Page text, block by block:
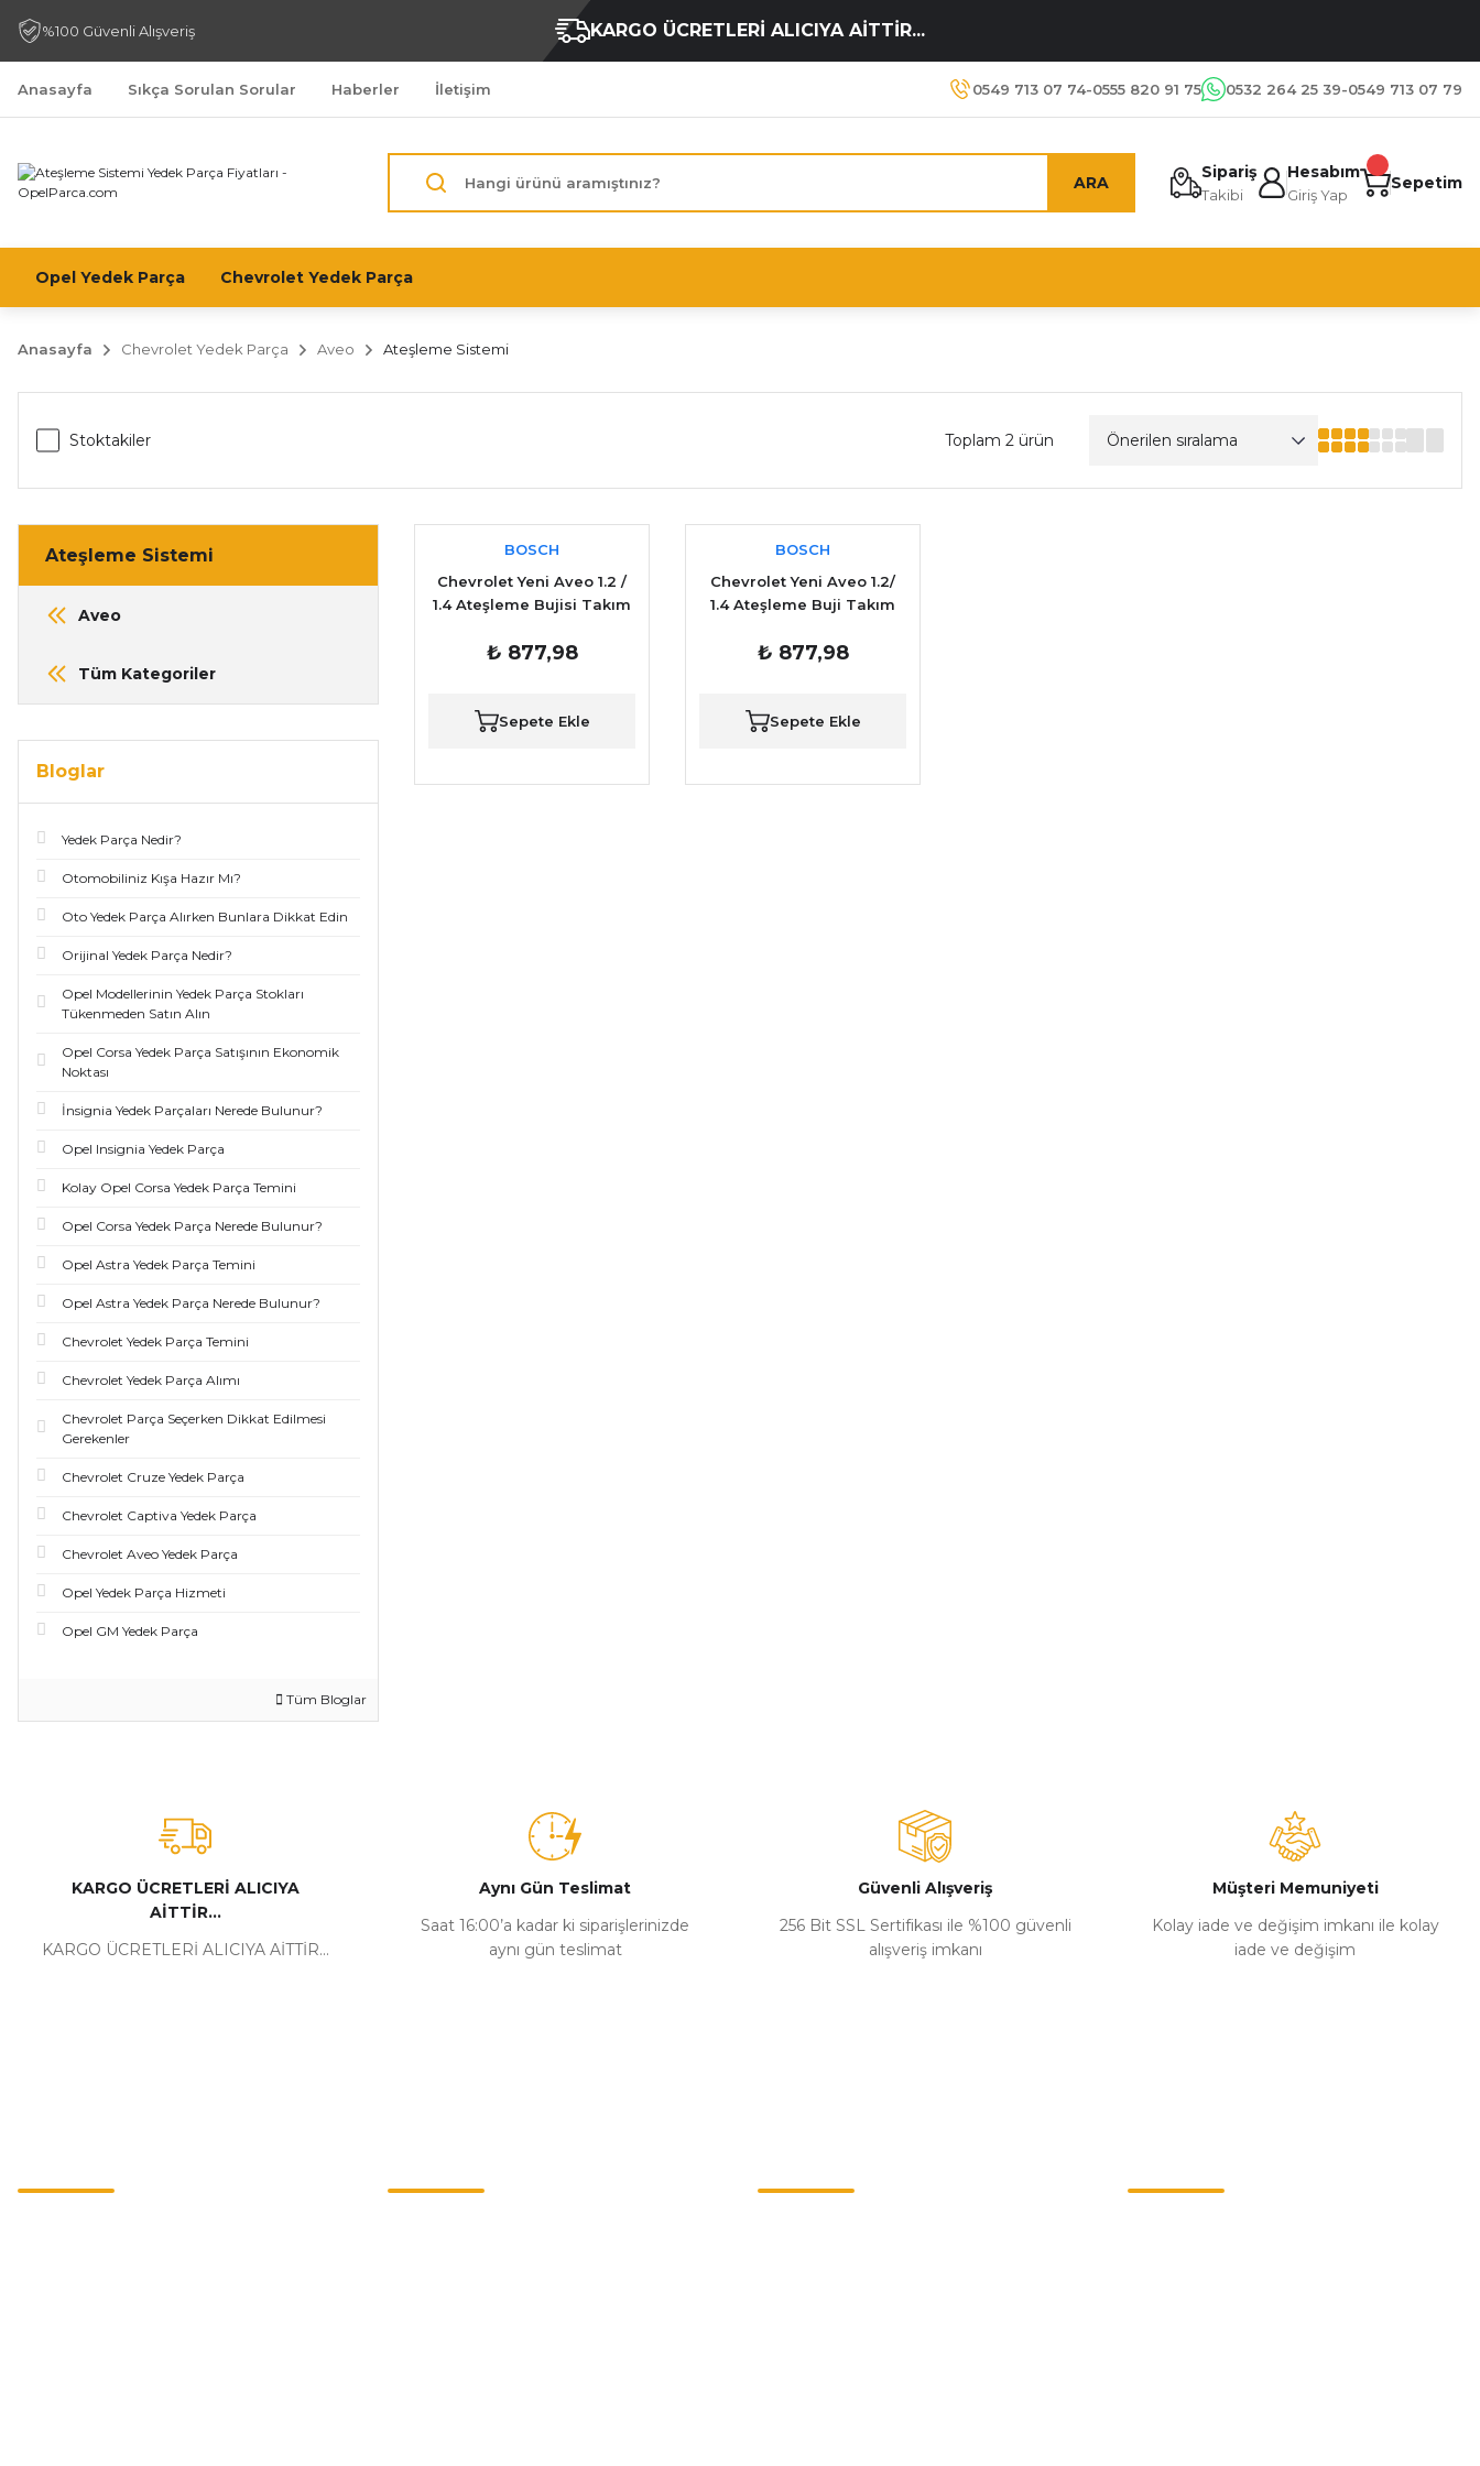
%100 Güvenli Alışveriş KARGO ÜCRETLERİ ALICIYA AİTTİR...
Anasayfa Sıkça Sorulan Sorular Haberler İletişim 0549 713 07 74-0555 820 91 75 0532 264 25 39-0549 713 07 79
ARA
Sipariş
Takibi
Hesabım
Giriş Yap
Sepetim
Opel Yedek Parça Chevrolet Yedek Parça
Anasayfa Chevrolet Yedek Parça Aveo Ateşleme Sistemi
Stoktakiler Toplam 2 ürün
Ateşleme Sistemi
Aveo
Tüm Kategoriler
Bloglar
Yedek Parça Nedir?
Otomobiliniz Kışa Hazır Mı?
Oto Yedek Parça Alırken Bunlara Dikkat Edin
Orijinal Yedek Parça Nedir?
Opel Modellerinin Yedek Parça Stokları
Tükenmeden Satın Alın
Opel Corsa Yedek Parça Satışının Ekonomik
Noktası
İnsignia Yedek Parçaları Nerede Bulunur?
Opel Insignia Yedek Parça
Kolay Opel Corsa Yedek Parça Temini
Opel Corsa Yedek Parça Nerede Bulunur?
Opel Astra Yedek Parça Temini
Opel Astra Yedek Parça Nerede Bulunur?
Chevrolet Yedek Parça Temini
Chevrolet Yedek Parça Alımı
Chevrolet Parça Seçerken Dikkat Edilmesi
Gerekenler
Chevrolet Cruze Yedek Parça
Chevrolet Captiva Yedek Parça
Chevrolet Aveo Yedek Parça
Opel Yedek Parça Hizmeti
Opel GM Yedek Parça
Tüm Bloglar
BOSCH
Chevrolet Yeni Aveo 1.2 /
1.4 Ateşleme Bujisi Takım
₺ 877,98
Sepete Ekle
BOSCH
Chevrolet Yeni Aveo 1.2/
1.4 Ateşleme Buji Takım
₺ 877,98
Sepete Ekle
KARGO ÜCRETLERİ ALICIYA
AİTTİR...
KARGO ÜCRETLERİ ALICIYA AİTTİR...
Aynı Gün Teslimat
Saat 16:00’a kadar ki siparişlerinizde
aynı gün teslimat
Güvenli Alışveriş
256 Bit SSL Sertifikası ile %100 güvenli
alışveriş imkanı
Müşteri Memuniyeti
Kolay iade ve değişim imkanı ile kolay
iade ve değişim